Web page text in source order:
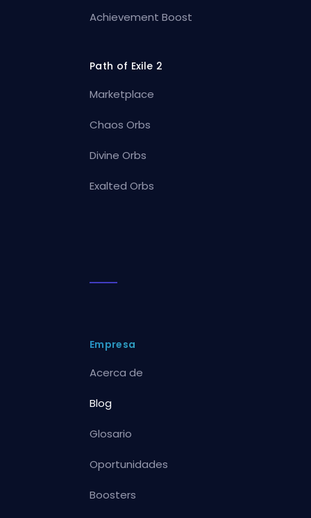
Achievement Boost
Path of Exile 2
Marketplace
Chaos Orbs
Divine Orbs
Exalted Orbs
Empresa
Acerca de
Blog
Glosario
Oportunidades
Boosters